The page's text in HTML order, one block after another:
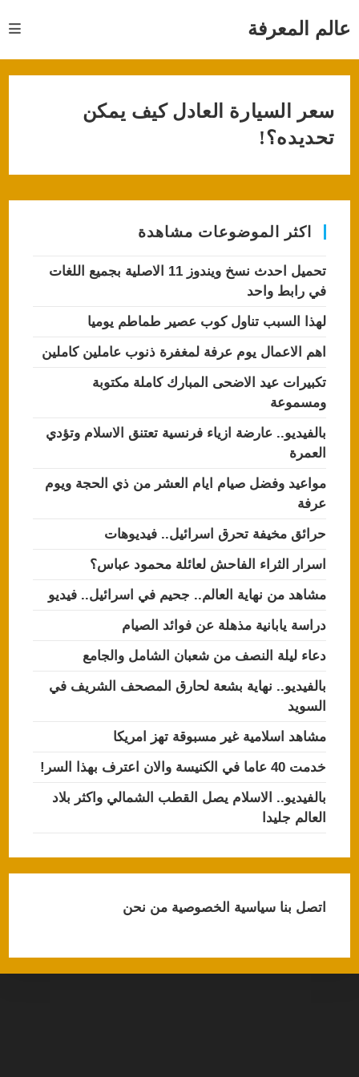
عالم المعرفة
سعر السيارة العادل كيف يمكن
تحديده؟!
اكثر الموضوعات مشاهدة
تحميل احدث نسخ ويندوز 11 الاصلية بجميع اللغات
في رابط واحد
لهذا السبب تناول كوب عصير طماطم يوميا
اهم الاعمال يوم عرفة لمغفرة ذنوب عاملين كاملين
تكبيرات عيد الاضحى المبارك كاملة مكتوبة
ومسموعة
بالفيديو.. عارضة ازياء فرنسية تعتنق الاسلام وتؤدي
العمرة
مواعيد وفضل صيام ايام العشر من ذي الحجة ويوم
عرفة
حرائق مخيفة تحرق اسرائيل.. فيديوهات
اسرار الثراء الفاحش لعائلة محمود عباس؟
مشاهد من نهاية العالم.. جحيم في اسرائيل.. فيديو
دراسة يابانية مذهلة عن فوائد الصيام
دعاء ليلة النصف من شعبان الشامل والجامع
بالفيديو.. نهاية بشعة لحارق المصحف الشريف في
السويد
مشاهد اسلامية غير مسبوقة تهز امريكا
خدمت 40 عاما في الكنيسة والان اعترف بهذا السر!
بالفيديو.. الاسلام يصل القطب الشمالي واكثر بلاد
العالم جليدا
اتصل بناسياسية الخصوصيةمن نحن